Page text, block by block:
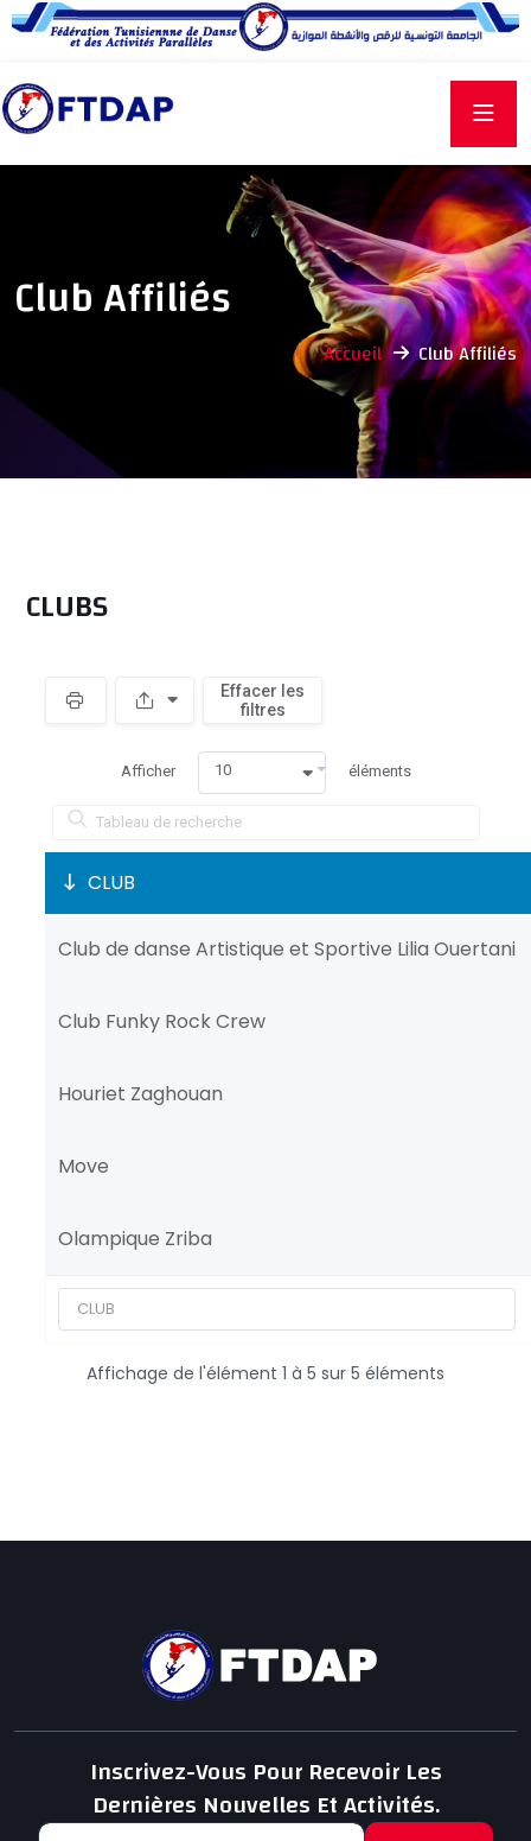
Club Affiliés
Accueil Club Affiliés
CLUBS
Effacer les
filtres
Afficher 10 éléments
CLUB
Club de danse Artistique et Sportive Lilia Ouertani
Club Funky Rock Crew
Houriet Zaghouan
Move
Olampique Zriba
Affichage de l'élément 1 à 5 sur 5 éléments
Inscrivez-Vous Pour Recevoir Les
Dernières Nouvelles Et Activités.